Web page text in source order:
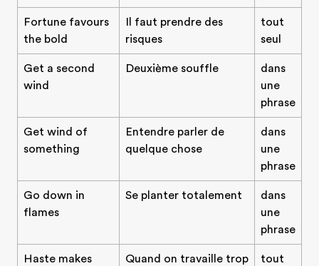
Fortune favours
the bold
Il faut prendre des
risques
tout
seul
Get a second
wind
Deuxième souffle
dans
une
phrase
Get wind of
something
Entendre parler de
quelque chose
dans
une
phrase
Go down in
flames
Se planter totalement
dans
une
phrase
Haste makes
Quand on travaille trop
tout